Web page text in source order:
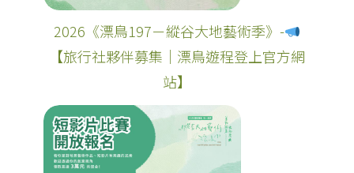
2026《漂鳥197－縱谷大地藝術季》-
【旅行社夥伴募集｜漂鳥遊程登上官方網
站】